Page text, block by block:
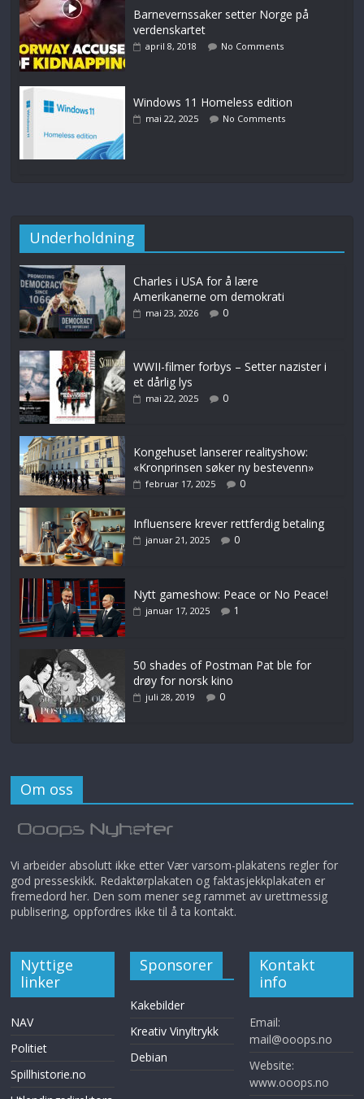
Barnevernssaker setter Norge på
verdenskartet
april 8, 2018 No Comments
Windows 11 Homeless edition
mai 22, 2025 No Comments
Underholdning
Charles i USA for å lære
Amerikanerne om demokrati
mai 23, 2026 0
WWII-filmer forbys – Setter nazister i
et dårlig lys
mai 22, 2025 0
Kongehuset lanserer realityshow:
«Kronprinsen søker ny bestevenn»
februar 17, 2025 0
Influensere krever rettferdig betaling
januar 21, 2025 0
Nytt gameshow: Peace or No Peace!
januar 17, 2025 1
50 shades of Postman Pat ble for
drøy for norsk kino
juli 28, 2019 0
Om oss
Vi arbeider absolutt ikke etter Vær varsom-plakatens regler for
god presseskikk. Redaktørplakaten og faktasjekkplakaten er
fremedord her. Den som mener seg rammet av urettmessig
publisering, oppfordres ikke til å ta kontakt.
Nyttige
linker
NAV
Politiet
Spillhistorie.no
Sponsorer
Kakebilder
Kreativ Vinyltrykk
Debian
Kontakt
info
Email:
mail@ooops.no
Website:
www.ooops.no